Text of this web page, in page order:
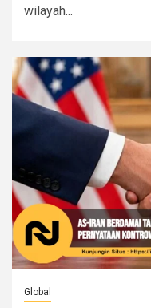
wilayah...
Global